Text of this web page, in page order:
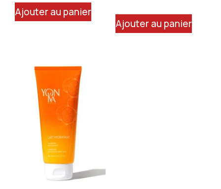
Ajouter au panier
Ajouter au panier